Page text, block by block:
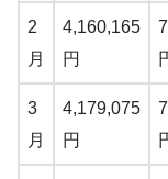
2
月
4,160,165
円
3
月
4,179,075
円